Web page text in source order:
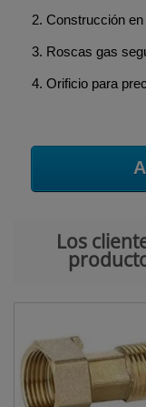
2. Construcción
3. Roscas gas
4. Orificio para
Los